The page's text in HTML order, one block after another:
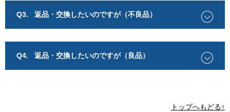
Q3. 返品・交換したいのですが（不良品）
Q4. 返品・交換したいのですが（良品）
トップへもどる↑